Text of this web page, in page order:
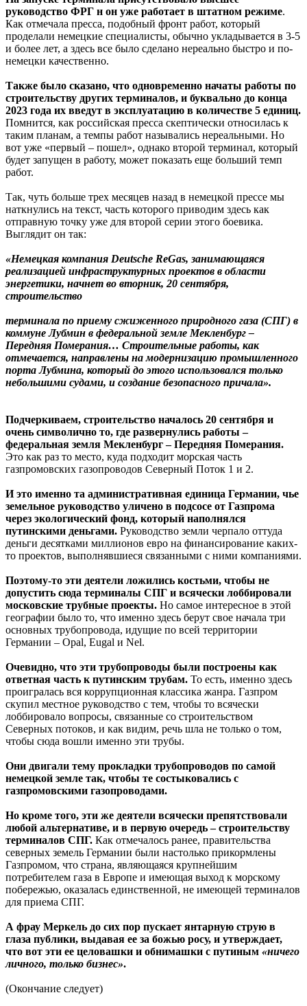
руководство ФРГ н он уже работает в штатном режиме.
Как отмечала пресса, подобный фронт работ, который
проделали немецкие специалисты, обычно укладывается в 3-5
и более лет, а здесь все было сделано нереально быстро и по-
немецки качественно.
Также было сказано, что одновременно начаты работы по
строительству других терминалов, и буквально до конца
2023 года их введут в эксплуатацию в количестве 5 единиц.
Помнится, как российская пресса скептически относилась к
таким планам, а темпы работ назывались нереальными. Но
вот уже «первый – пошел», однако второй терминал, который
будет запущен в работу, может показать еще больший темп
работ.
Так, чуть больше трех месяцев назад в немецкой прессе мы
наткнулись на текст, часть которого приводим здесь как
отправную точку уже для второй серии этого боевика.
Выглядит он так:
«Немецкая компания Deutsche ReGas, занимающаяся
реализацией инфраструктурных проектов в области
энергетики, начнет во вторник, 20 сентября,
строительство
терминала по приему сжиженного природного газа (СПГ) в
коммуне Лубмин в федеральной земле Мекленбург –
Передняя Померания… Строительные работы, как
отмечается, направлены на модернизацию промышленного
порта Лубмина, который до этого использовался только
небольшими судами, и создание безопасного причала».
Подчеркиваем, строительство началось 20 сентября и
очень символично то, где развернулись работы –
федеральная земля Мекленбург – Передняя Померания.
Это как раз то место, куда подходит морская часть
газпромовских газопроводов Северный Поток 1 и 2.
И это именно та административная единица Германии, чье
земельное руководство уличено в подсосе от Газпрома
через экологический фонд, который наполнялся
путинскими деньгами. Руководство земли черпало оттуда
деньги десятками миллионов евро на финансирование каких-
то проектов, выполнявшиеся связанными с ними компаниями.
Поэтому-то эти деятели ложились костьми, чтобы не
допустить сюда терминалы СПГ и всячески лоббировали
московские трубные проекты. Но самое интересное в этой
географии было то, что именно здесь берут свое начала три
основных трубопровода, идущие по всей территории
Германии – Opal, Eugal и Nel.
Очевидно, что эти трубопроводы были построены как
ответная часть к путинским трубам. То есть, именно здесь
проигралась вся коррупционная классика жанра. Газпром
скупил местное руководство с тем, чтобы то всячески
лоббировало вопросы, связанные со строительством
Северных потоков, и как видим, речь шла не только о том,
чтобы сюда вошли именно эти трубы.
Они двигали тему прокладки трубопроводов по самой
немецкой земле так, чтобы те состыковались с
газпромовскими газопроводами.
Но кроме того, эти же деятели всячески препятствовали
любой альтернативе, и в первую очередь – строительству
терминалов СПГ. Как отмечалось ранее, правительства
северных земель Германии были настолько прикормлены
Газпромом, что страна, являющаяся крупнейшим
потребителем газа в Европе и имеющая выход к морскому
побережью, оказалась единственной, не имеющей терминалов
для приема СПГ.
А фрау Меркель до сих пор пускает янтарную струю в
глаза публики, выдавая ее за божью росу, и утверждает,
что вот эти ее целовашки и обнимашки с путиным «ничего
личного, только бизнес».
(Окончание следует)